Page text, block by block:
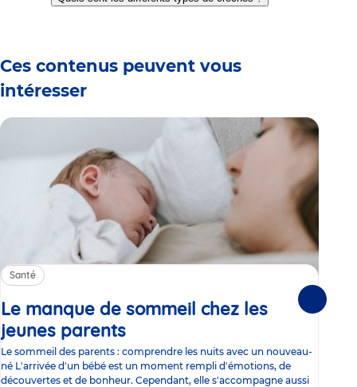
slide
slide
slide
slide
slide
slide
slide
Ces contenus peuvent vous
intéresser
Santé
Le manque de sommeil chez les
jeunes parents
Le sommeil des parents : comprendre les nuits avec un nouveau-
né L'arrivée d'un bébé est un moment rempli d'émotions, de
découvertes et de bonheur. Cependant, elle s'accompagne aussi